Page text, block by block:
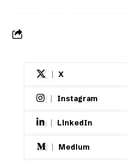
X
Instagram
LinkedIn
Medium